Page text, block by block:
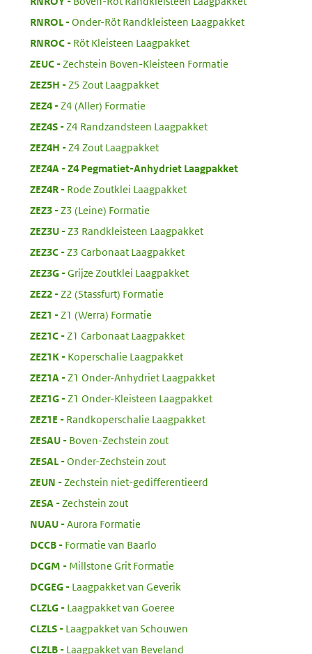
RNROL
Onder-Röt Randkleisteen Laagpakket
RNROC:
Röt Kleisteen Laagpakket
ZEUC:
Zechstein Boven-Kleisteen Formatie
ZEZ5H
Z5 Zout Laagpakket
ZEZ4:
Z4 (Aller) Formatie
ZEZ4S:
Z4 Randzandsteen Laagpakket
ZEZ4H
Z4 Zout Laagpakket
ZEZ4A
Z4 Pegmatiet-Anhydriet Laagpakket
ZEZ4R:
Rode Zoutklei Laagpakket
ZEZ3:
Z3 (Leine) Formatie
ZEZ3U:
Z3 Randkleisteen Laagpakket
ZEZ3C:
Z3 Carbonaat Laagpakket
ZEZ3G:
Grijze Zoutklei Laagpakket
ZEZ2:
Z2 (Stassfurt) Formatie
ZEZ1
Z1 (Werra) Formatie
ZEZ1C:
Z1 Carbonaat Laagpakket
ZEZ1K:
Koperschalie Laagpakket
ZEZ1A
Z1 Onder-Anhydriet Laagpakket
ZEZ1G:
Z1 Onder-Kleisteen Laagpakket
ZEZ1E
Randkoperschalie Laagpakket
ZESAU:
Boven-Zechstein zout
ZESAL
Onder-Zechstein zout
ZEUN
Zechstein niet-gedifferentieerd
ZESA
Zechstein zout
NUAU:
Aurora Formatie
DCCB:
Formatie van Baarlo
DCGM
Millstone Grit Formatie
DCGEG:
Laagpakket van Geverik
CLZLG:
Laagpakket van Goeree
CLZLS:
Laagpakket van Schouwen
CLZLB: Laagpakket van Beveland